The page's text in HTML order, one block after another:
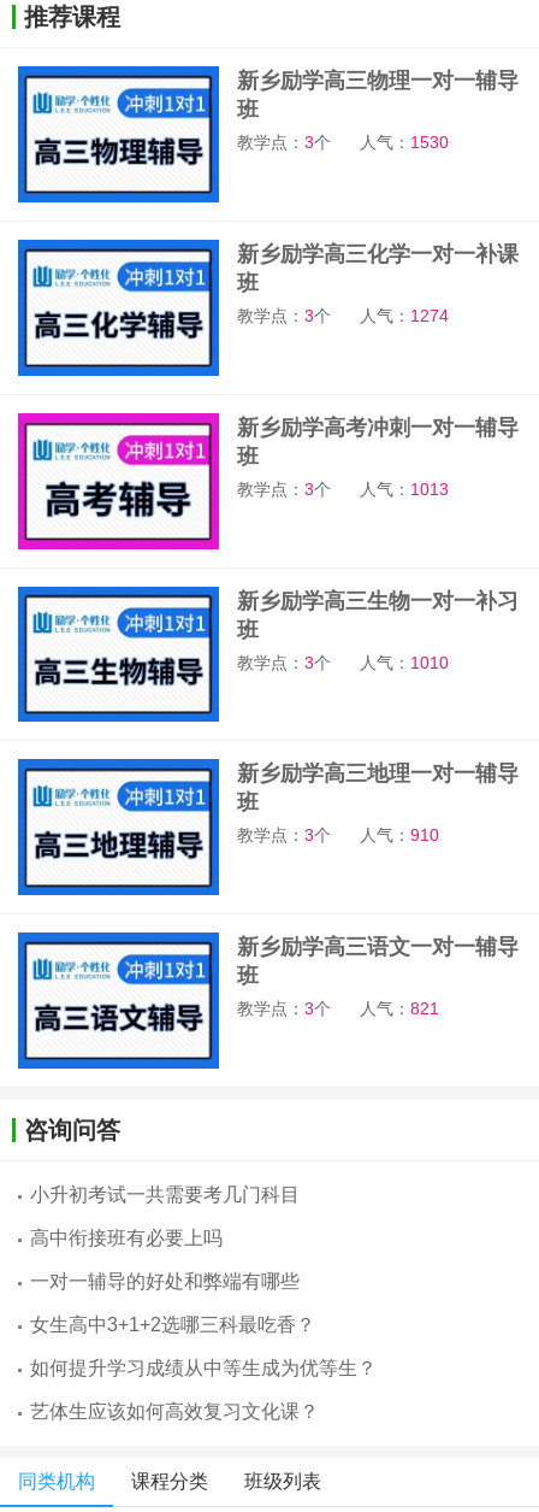
推荐课程
新乡励学高三物理一对一辅导
班
教学点：3个 人气： 1530
新乡励学高三化学一对一补课
班
教学点：3个 人气： 1274
新乡励学高考冲刺一对一辅导
班
教学点：3个 人气： 1013
新乡励学高三生物一对一补习
班
教学点：3个 人气： 1010
新乡励学高三地理一对一辅导
班
教学点：3个 人气：910
新乡励学高三语文一对一辅导
班
教学点：3个 人气：821
咨询问答
小升初考试一共需要考几门科目
高中衔接班有必要上吗
一对一辅导的好处和弊端有哪些
女生高中3+1+2选哪三科最吃香？
如何提升学习成绩从中等生成为优等生？
艺体生应该如何高效复习文化课？
同类机构 课程分类 班级列表